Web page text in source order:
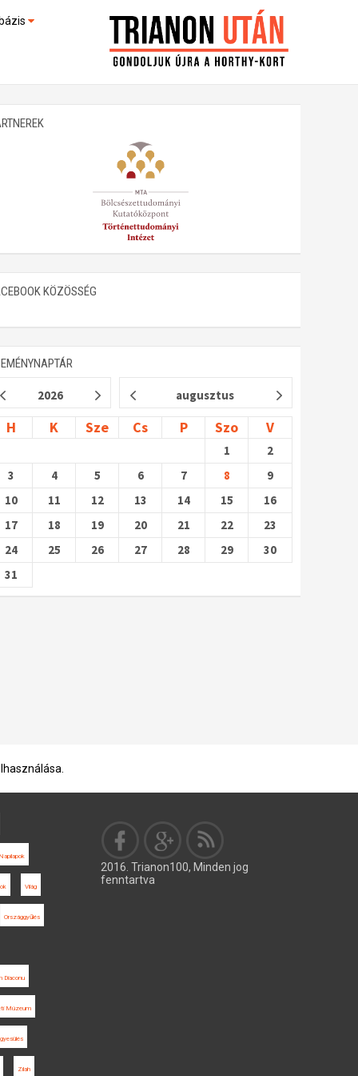
(feltöltés alatt)
KÖZÖSSÉG
2026 augusztus
H K Sze Cs P Szo V
1
2
3
4 5 6 7 8
9
10
11 12 13 14 15
16
17
18 19 20 21 22
23
24
25 26 27 28 29
30
31
Napilapok
Világ
Országgyűlés
Diaconu
Múzeum
Zilah
2016. Trianon100, Minden jog
fenntartva